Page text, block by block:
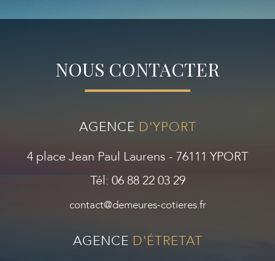
NOUS CONTACTER
AGENCE D'YPORT
4 place Jean Paul Laurens - 76111 YPORT
Tél: 06 88 22 03 29
contact@demeures-cotieres.fr
AGENCE D'ÉTRETAT